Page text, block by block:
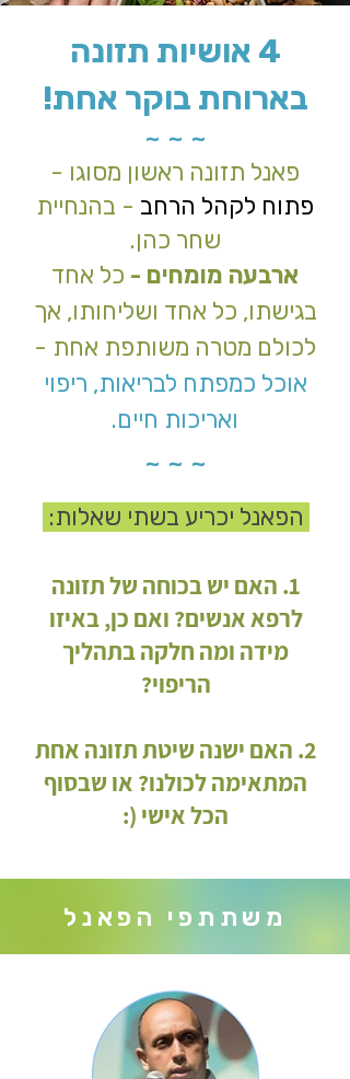
4 אושיות תזונה
בארוחת בוקר אחת!
~ ~ ~
פאנל תזונה ראשון מסוגו -
פתוח לקהל הרחב - בהנחיית
שחר כהן.
ארבעה מומחים - כל אחד
בגישתו, כל אחד ושליחותו, אך
לכולם מטרה משותפת אחת -
אוכל כמפתח לבריאות, ריפוי
ואריכות חיים.
~ ~ ~
הפאנל יכריע בשתי שאלות:
1. האם יש בכוחה של תזונה
לרפא אנשים? ואם כן, באיזו
מידה ומה חלקה בתהליך
הריפוי?
2. האם ישנה שיטת תזונה אחת
המתאימה לכולנו? או שבסוף
הכל אישי (:
משתתפי הפאנל